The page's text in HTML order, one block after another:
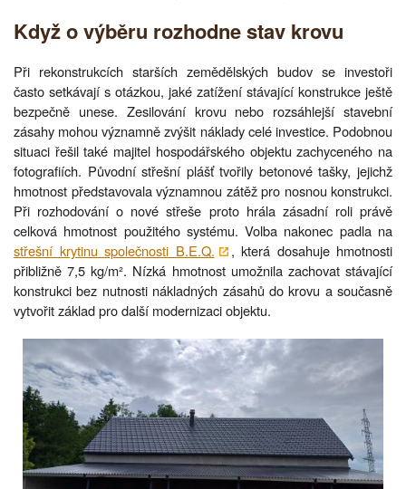
Když o výběru rozhodne stav krovu
Při rekonstrukcích starších zemědělských budov se investoři
často setkávají s otázkou, jaké zatížení stávající konstrukce ještě
bezpečně unese. Zesilování krovu nebo rozsáhlejší stavební
zásahy mohou významně zvýšit náklady celé investice. Podobnou
situaci řešil také majitel hospodářského objektu zachyceného na
fotografiích. Původní střešní plášť tvořily betonové tašky, jejichž
hmotnost představovala významnou zátěž pro nosnou konstrukci.
Při rozhodování o nové střeše proto hrála zásadní roli právě
celková hmotnost použitého systému. Volba nakonec padla na
střešní krytinu společnosti B.E.Q.
, která dosahuje hmotnosti
přibližně 7,5 kg/m². Nízká hmotnost umožnila zachovat stávající
konstrukci bez nutnosti nákladných zásahů do krovu a současně
vytvořit základ pro další modernizaci objektu.